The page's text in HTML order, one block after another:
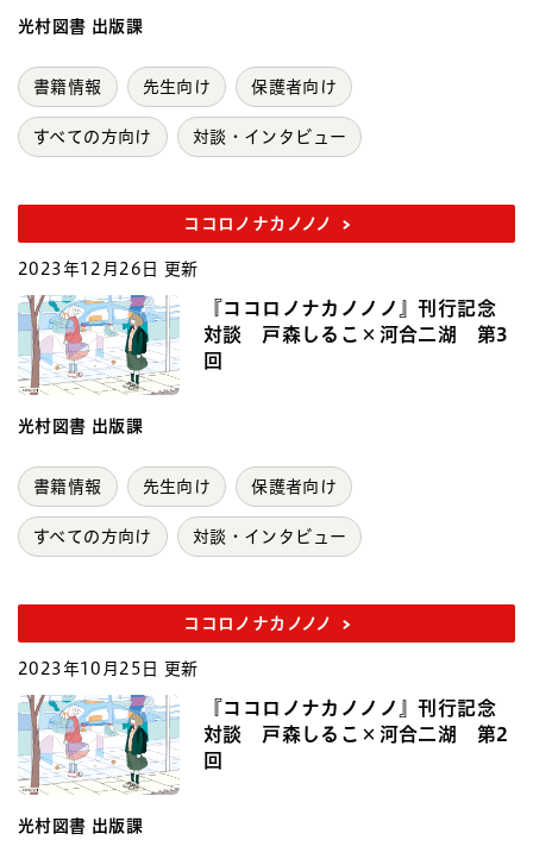
光村図書 出版課
書籍情報 先生向け 保護者向け
すべての方向け 対談・インタビュー
ココロノナカノノノ
2023年12月26日 更新
『ココロノナカノノノ』刊行記念
対談 戸森しるこ×河合二湖 第3
回
光村図書 出版課
書籍情報 先生向け 保護者向け
すべての方向け 対談・インタビュー
ココロノナカノノノ
2023年10月25日 更新
『ココロノナカノノノ』刊行記念
対談 戸森しるこ×河合二湖 第2
回
光村図書 出版課